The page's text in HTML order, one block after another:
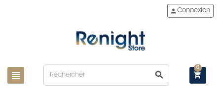
view_headline search
personConnexion
shopping_cart
0